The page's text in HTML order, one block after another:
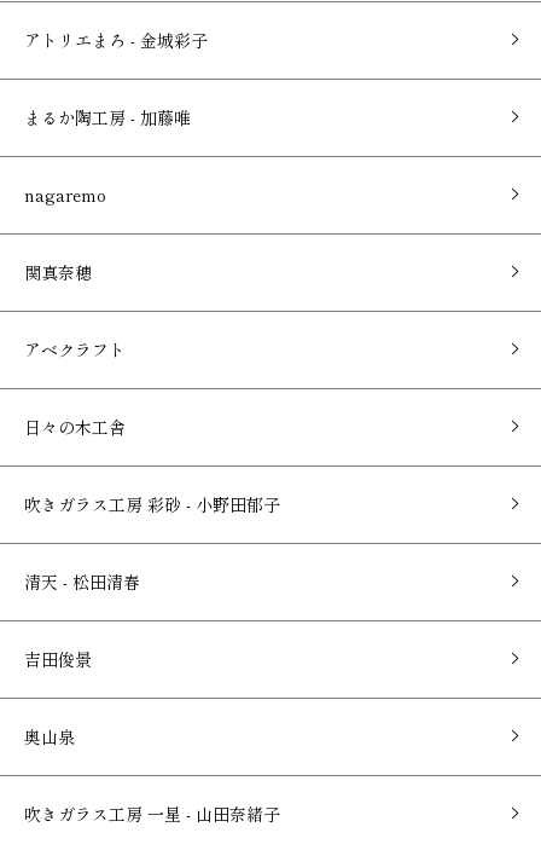
アトリエまろ - 金城彩子
まるか陶工房 - 加藤唯
nagaremo
関真奈穂
アベクラフト
日々の木工舎
吹きガラス工房 彩砂 - 小野田郁子
清天 - 松田清春
吉田俊景
奥山泉
吹きガラス工房 一星 - 山田奈緒子